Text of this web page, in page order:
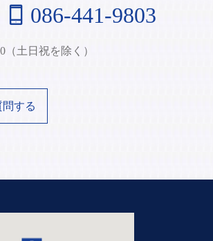
086-441-9803
土日祝を除く）
問する